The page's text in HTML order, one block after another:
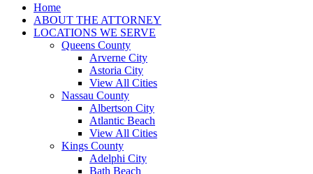
Home
ABOUT THE ATTORNEY
LOCATIONS WE SERVE
Queens County
Arverne City
Astoria City
View All Cities
Nassau County
Albertson City
Atlantic Beach
View All Cities
Kings County
Adelphi City
Bath Beach